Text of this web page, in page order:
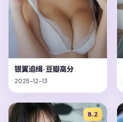
银翼追缉·豆瓣高分
2025-12-13
8.2